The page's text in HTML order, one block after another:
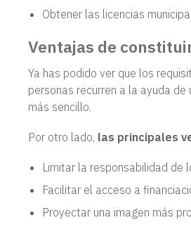
Obtener las licencias
Ventajas de
Ya has podido ver que los
personas recurren a la ayuda
más sencillo.
Por otro lado, las principales
Limitar la responsabilidad de
Facilitar el acceso a
Proyectar una imagen más